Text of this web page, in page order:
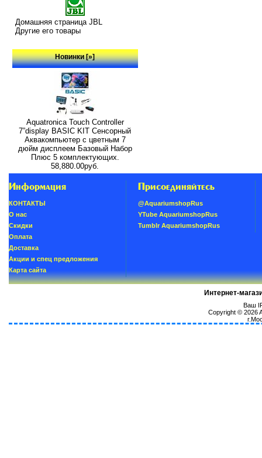
Домашняя страница JBL
Другие его товары
Новинки [»]
Aquatronica Touch Controller
7”display BASIC KIT Сенсорный
Аквакомпьютер с цветным 7
дюйм дисплеем Базовый Набор
Плюс 5 комплектующих.
58,880.00руб.
Информация
КОНТАКТЫ
О нас
Скидки
Oплатa
Доставка
Акции и спец предложения
Карта сайта
Присоединяйтесь
@AquariumshopRus
YTube AquariumshopRus
Tumblr AquariumshopRus
Интернет-
Ваш
Copyright © 2026